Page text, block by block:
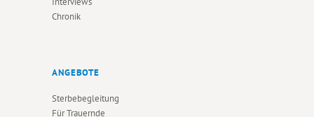
Chronik
ANGEBOTE
Sterbebegleitung
Für Trauernde